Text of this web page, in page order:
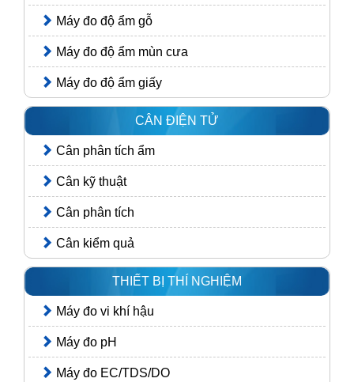
Máy đo độ ẩm gỗ
Máy đo độ ẩm mùn cưa
Máy đo độ ẩm giấy
CÂN ĐIỆN TỬ
Cân phân tích ẩm
Cân kỹ thuật
Cân phân tích
Cân kiểm quả
THIẾT BỊ THÍ NGHIỆM
Máy đo vi khí hậu
Máy đo pH
Máy đo EC/TDS/DO